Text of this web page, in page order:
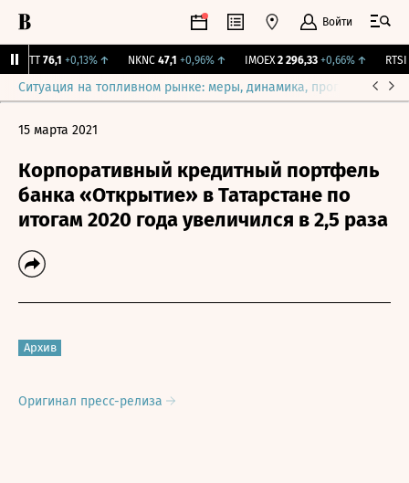
Войти
MSTT 76,1 +0,13%↑ NKNC 47,1 +0,96%↑ IMOEX 2 296,33 +0,66%↑ RTSI
Ситуация на топливном рынке: меры, динамика, прогнозы
15 марта 2021
Корпоративный кредитный портфель
банка «Открытие» в Татарстане по
итогам 2020 года увеличился в 2,5 раза
Архив
Оригинал пресс-релиза